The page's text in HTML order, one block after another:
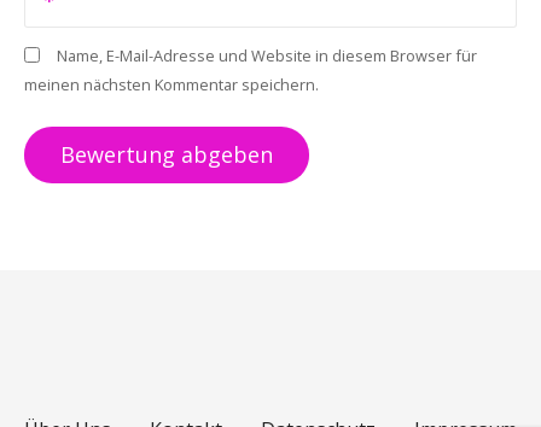
Name, E-Mail-Adresse und Website in diesem Browser für
meinen nächsten Kommentar speichern.